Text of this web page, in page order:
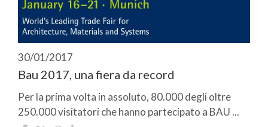
30/01/2017
Bau 2017, una fiera da record
Per la prima volta in assoluto, 80.000 degli oltre
250.000 visitatori che hanno partecipato a BAU ...